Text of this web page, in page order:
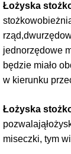
Łożyska
stożkowo
rząd,
jednorzędowe
będzie miało
w kierunku
Łożyska
pozwalają
miseczki, tym